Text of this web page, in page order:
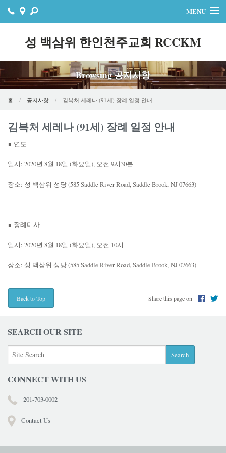
성 백삼위 한인천주교회 RCCKM
MENU
자료실
공지사항
행사
연락처
온라인기빙
Browsing 공지사항
홈 공지사항 김복처 세레나 (91세) 장례 일정 안내
김복처 세레나 (91세) 장례 일정 안내
∎ 연도
일시: 2020년 8월 18일 (화요일), 오전 9시30분
장소: 성 백삼위 성당 (585 Saddle River Road, Saddle Brook, NJ 07663)
∎ 장례미사
일시: 2020년 8월 18일 (화요일), 오전 10시
장소: 성 백삼위 성당 (585 Saddle River Road, Saddle Brook, NJ 07663)
Back to Top Share this page on
SEARCH OUR SITE
CONNECT WITH US
201-703-0002
Contact Us